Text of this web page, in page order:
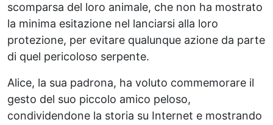
scomparsa del loro animale, che non ha mostrato
la minima esitazione nel lanciarsi alla loro
protezione, per evitare qualunque azione da parte
di quel pericoloso serpente.
Alice, la sua padrona, ha voluto commemorare il
gesto del suo piccolo amico peloso,
condividendone la storia su Internet e mostrando